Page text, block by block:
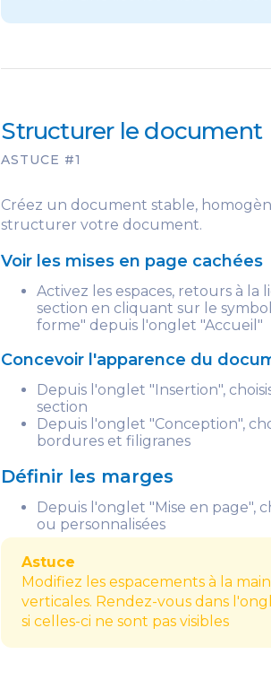
Structurer le document
ASTUCE #1
Créez un document stable,
structurer votre document.
Voir les mises en page cachées
Activez les espaces, retours à
section en cliquant sur le
forme" depuis l'onglet "Accueil"
Concevoir l'apparence du
Depuis l'onglet "Insertion",
section
Depuis l'onglet "Conception",
bordures et filigranes
Définir les marges
Depuis l'onglet "Mise en page",
ou personnalisées
Astuce
Modifiez les espacements à la
verticales. Rendez-vous dans
si celles-ci ne sont pas visibles